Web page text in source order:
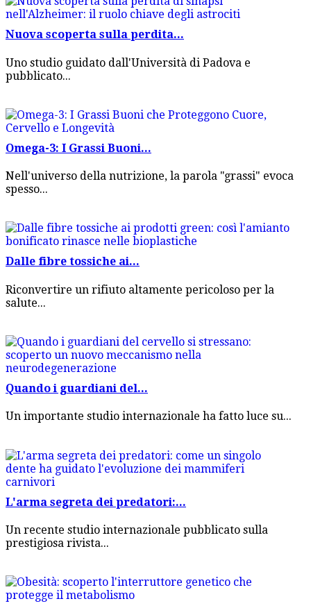
Nuova scoperta sulla perdita...
Uno studio guidato dall'Università di Padova e
pubblicato...
Omega-3: I Grassi Buoni...
Nell'universo della nutrizione, la parola "grassi" evoca
spesso...
Dalle fibre tossiche ai...
Riconvertire un rifiuto altamente pericoloso per la
salute...
Quando i guardiani del...
Un importante studio internazionale ha fatto luce su...
L'arma segreta dei predatori:...
Un recente studio internazionale pubblicato sulla
prestigiosa rivista...